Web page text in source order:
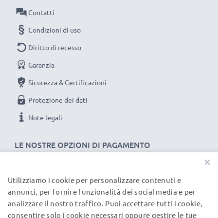
LE NOSTRE OPZIONI DI PAGAMENTO
Contatti
Condizioni di uso
Diritto di recesso
Garanzia
Sicurezza & Certificazioni
Protezione dei dati
Note legali
I NOSTRI PARTNER DI SPEDIZIONE
×
Utilizziamo i cookie per personalizzare contenuti e
annunci, per fornire funzionalità dei social media e per
analizzare il nostro traffico. Puoi accettare tutti i cookie,
consentire solo i cookie necessari oppure gestire le tue